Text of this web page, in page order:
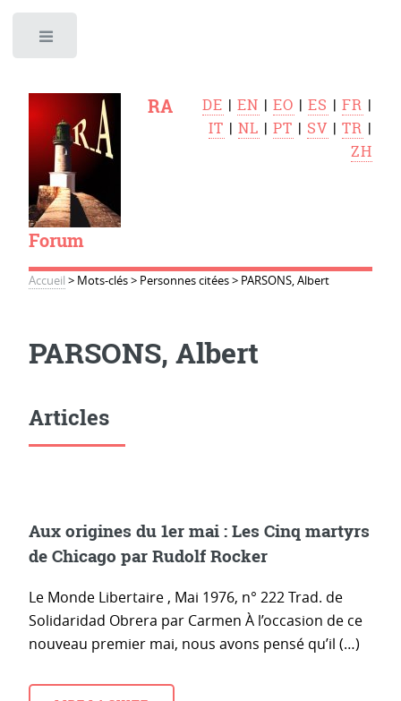
RA
Forum
DE |EN |EO |ES |FR |
IT |NL |PT | SV |TR |
ZH
Accueil > Mots-clés> Personnes citées> PARSONS, Albert
PARSONS, Albert
Articles
Aux origines du 1er mai : Les Cinq martyrs
de Chicago par Rudolf Rocker
Le Monde Libertaire , Mai 1976, n° 222 Trad. de
Solidaridad Obrera par Carmen À l’occasion de ce
nouveau premier mai, nous avons pensé qu’il (…)